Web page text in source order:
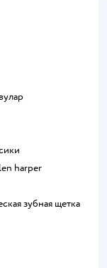
harper
зубная щетка